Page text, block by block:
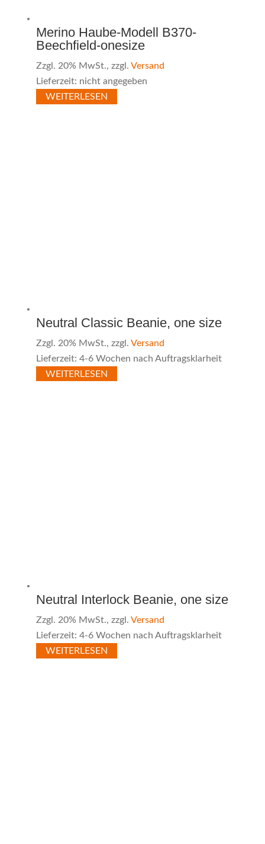
Merino Haube-Modell B370-
Beechfield-onesize
Zzgl. 20% MwSt., zzgl. Versand
Lieferzeit: nicht angegeben
WEITERLESEN
Neutral Classic Beanie, one size
Zzgl. 20% MwSt., zzgl. Versand
Lieferzeit: 4-6 Wochen nach Auftragsklarheit
WEITERLESEN
Neutral Interlock Beanie, one size
Zzgl. 20% MwSt., zzgl. Versand
Lieferzeit: 4-6 Wochen nach Auftragsklarheit
WEITERLESEN